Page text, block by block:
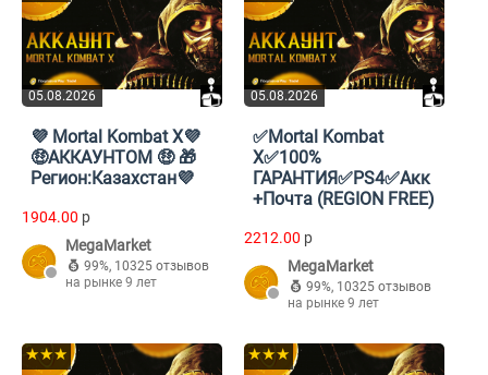
05.08.2026
💜 Mortal Kombat X💜
🤑АККАУНТОМ 🤑 🎁
Регион:Казахстан💜
1904.00 p
MegaMarket
99%, 10325 отзывов
на рынке 9 лет
05.08.2026
✅Mortal Kombat
X✅100%
ГАРАНТИЯ✅PS4✅Акк
+Почта (REGION FREE)
2212.00 p
MegaMarket
99%, 10325 отзывов
на рынке 9 лет
★★★ ★★★